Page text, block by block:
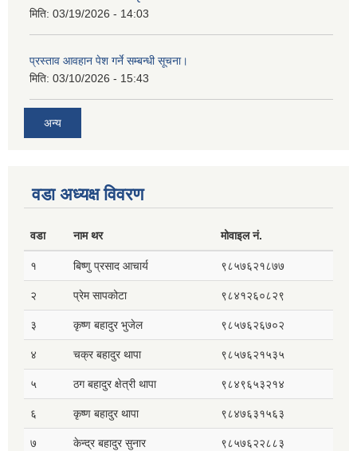
मिति: 03/19/2026 - 14:03
प्रस्ताव आवहान पेश गर्ने सम्बन्धी सूचना।
मिति: 03/10/2026 - 15:43
अन्य
वडा अध्यक्ष विवरण
वडा नाम थर मोवाइल नं.
१ बिष्णु प्रसाद आचार्य ९८५७६२१८७७
२ प्रेम सापकोटा ९८४१२६०८२९
३ कृष्ण बहादुर भुजेल ९८५७६२६७०२
४ चक्र बहादुर थापा ९८५७६२१५३५
५ ठग बहादुर क्षेत्री थापा ९८४९६५३२१४
६ कृष्ण बहादुर थापा ९८४७६३१५६३
७ केन्द्र बहादुर सुनार ९८५७६२२८८३